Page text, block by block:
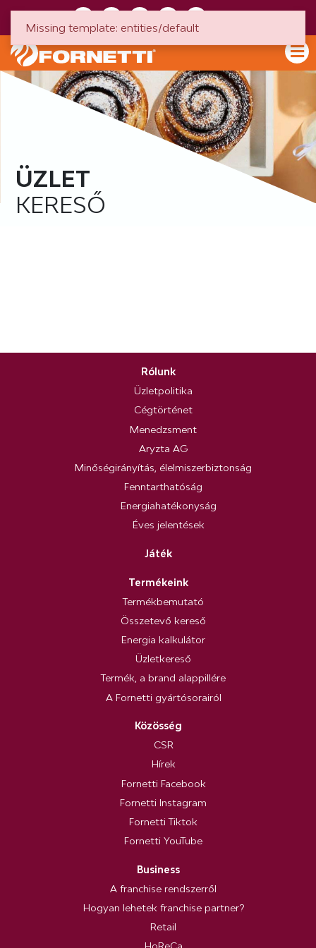
ÜZLET
KERESŐ
Rólunk
Üzletpolitika
Cégtörténet
Menedzsment
Aryzta AG
Minőségirányítás, élelmiszerbiztonság
Fenntarthatóság
Energiahatékonyság
Éves jelentések
Játék
Termékeink
Termékbemutató
Összetevő kereső
Energia kalkulátor
Üzletkereső
Termék, a brand alappillére
A Fornetti gyártósorairól
Közösség
CSR
Hírek
Fornetti Facebook
Fornetti Instagram
Fornetti Tiktok
Fornetti YouTube
Business
A franchise rendszerről
Hogyan lehetek franchise partner?
Retail
Missing template: entities/default